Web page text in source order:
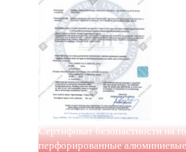
Сертификат безопастности на
перфорированные